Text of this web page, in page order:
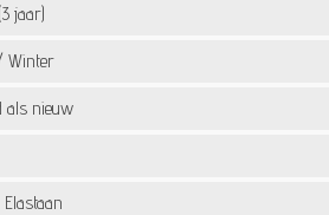
jaar)
Winter
als nieuw
Elastaan